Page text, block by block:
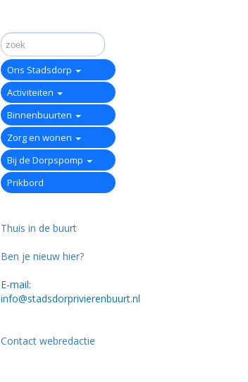
Ons Stadsdorp
Activiteiten
Binnenbuurten
Zorg en wonen
Bij de Dorpspomp
Prikbord
Thuis in de buurt
Ben je nieuw hier?
E-mail:
info@stadsdorprivierenbuurt.nl
Contact webredactie